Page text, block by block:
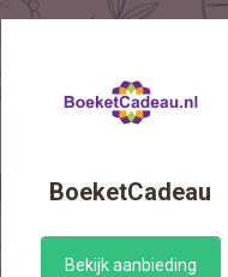
BoeketCadeau
Bekijk aanbieding